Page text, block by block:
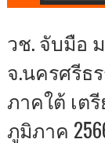
วช. จับมือ
จ.นครศรีธ
ภาคใต้ เต
ภูมิภาค